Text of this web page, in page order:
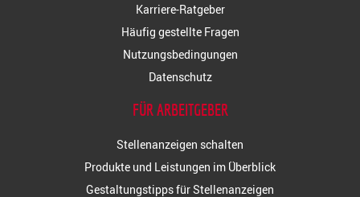
Karriere-Ratgeber
Häufig gestellte Fragen
Nutzungsbedingungen
Datenschutz
FÜR ARBEITGEBER
Stellenanzeigen schalten
Produkte und Leistungen im Überblick
Gestaltungstipps für Stellenanzeigen